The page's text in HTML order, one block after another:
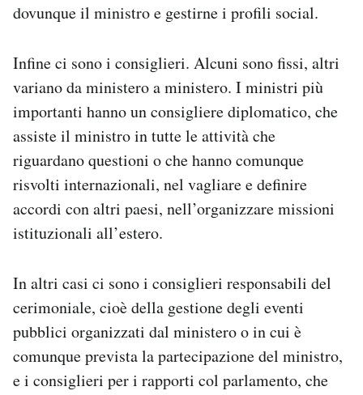
dovunque il ministro e gestirne i profili social.
Infine ci sono i consiglieri. Alcuni sono fissi, altri
variano da ministero a ministero. I ministri più
importanti hanno un consigliere diplomatico, che
assiste il ministro in tutte le attività che
riguardano questioni o che hanno comunque
risvolti internazionali, nel vagliare e definire
accordi con altri paesi, nell’organizzare missioni
istituzionali all’estero.
In altri casi ci sono i consiglieri responsabili del
cerimoniale, cioè della gestione degli eventi
pubblici organizzati dal ministero o in cui è
comunque prevista la partecipazione del ministro,
e i consiglieri per i rapporti col parlamento, che